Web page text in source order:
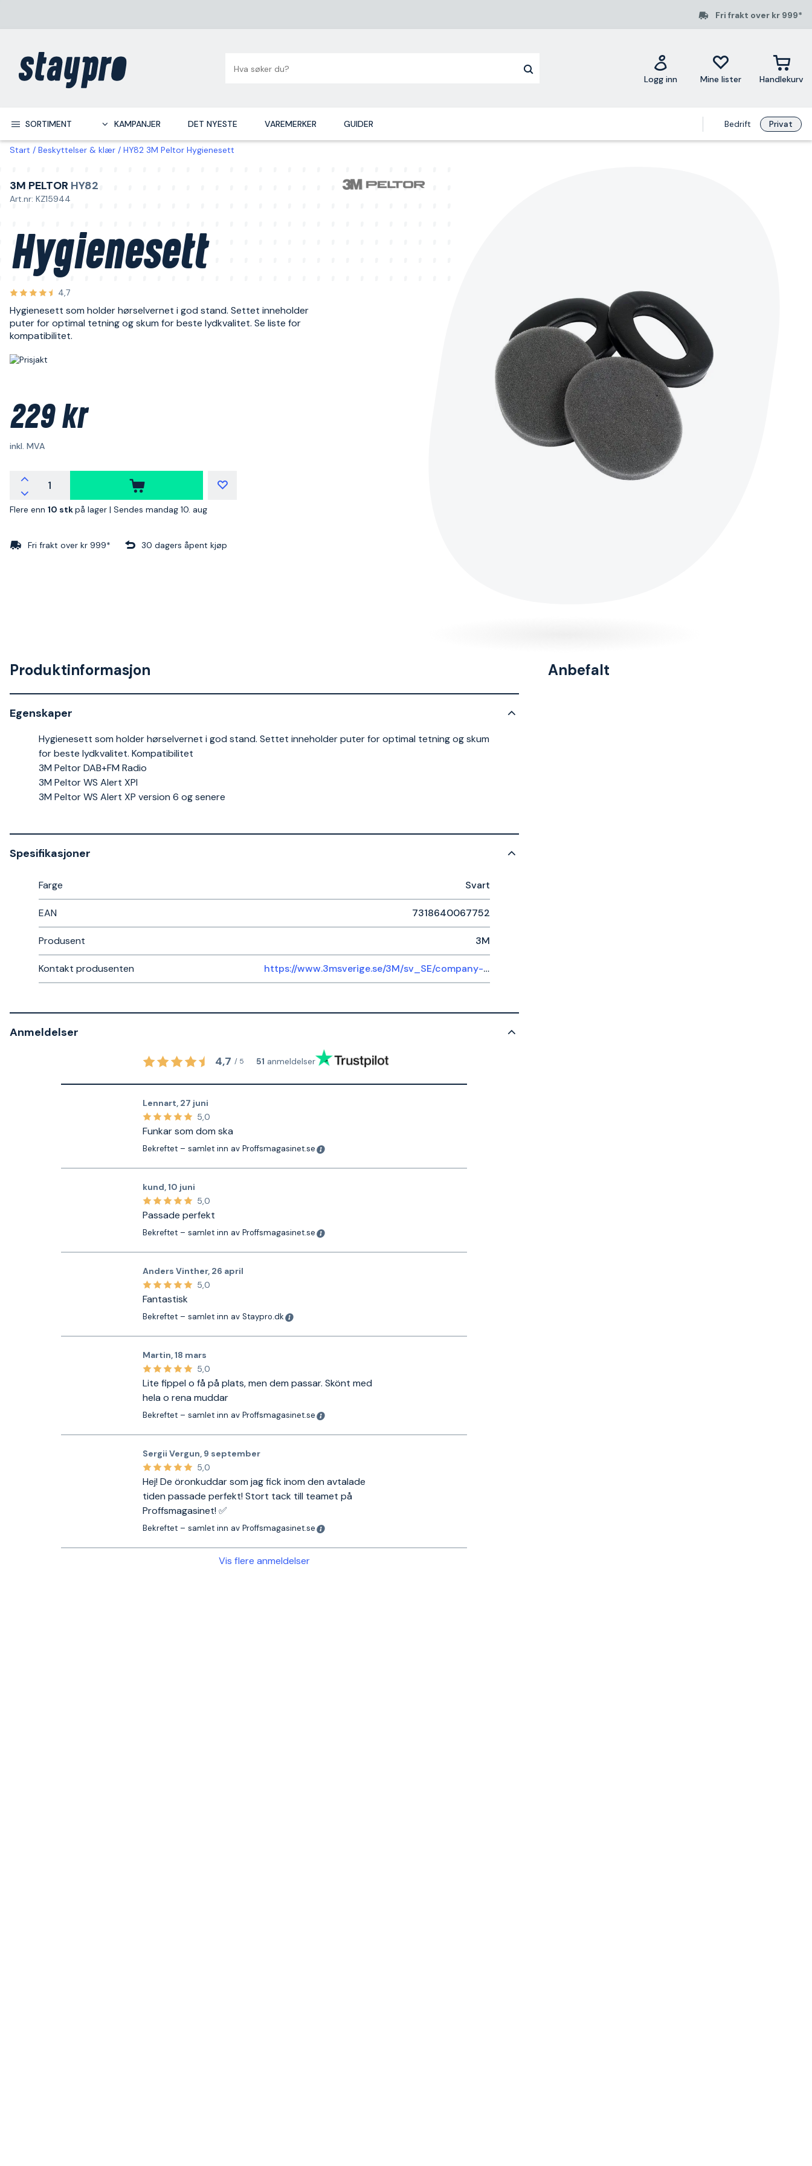
Fri frakt over kr 999*
Logg inn Mine lister Handlekurv
SORTIMENT KAMPANJER DET NYESTE VAREMERKER GUIDER Bedrift Privat
Start Beskyttelser & klær HY82 3M Peltor Hygienesett
3M PELTOR HY82
Art.nr: KZ15944
Hygienesett
4,7
Hygienesett som holder hørselvernet i god stand. Settet inneholder
puter for optimal tetning og skum for beste lydkvalitet. Se liste for
kompatibilitet.
229 kr
inkl. MVA
Flere enn 10 stkpå lager | Sendes mandag 10. aug
Fri frakt over kr 999* 30 dagers åpent kjøp
Produktinformasjon
Egenskaper
Hygienesett som holder hørselvernet i god stand. Settet inneholder puter for optimal tetning og skum
for beste lydkvalitet. Kompatibilitet
3M Peltor DAB+FM Radio
3M Peltor WS Alert XPI
3M Peltor WS Alert XP version 6 og senere
Spesifikasjoner
Farge Svart
EAN 7318640067752
Produsent 3M
Kontakt produsenten https://www.3msverige.se/3M/sv_SE/company-ndc/help-center/
Anmeldelser
4,7 / 5 51 anmeldelser
Lennart, 27 juni
5,0
Funkar som dom ska
Bekreftet – samlet inn av Proffsmagasinet.se
kund,10 juni
5,0
Passade perfekt
Bekreftet – samlet inn av Proffsmagasinet.se
Anders Vinther, 26 april
5,0
Fantastisk
Bekreftet – samlet inn av Staypro.dk
Martin,18 mars
5,0
Lite fippel o få på plats, men dem passar. Skönt med
hela o rena muddar
Bekreftet – samlet inn av Proffsmagasinet.se
Sergii Vergun, 9 september
5,0
Hej! De öronkuddar som jag fick inom den avtalade
tiden passade perfekt! Stort tack till teamet på
Proffsmagasinet! ✅
Bekreftet – samlet inn av Proffsmagasinet.se
Vis flere anmeldelser
Anbefalt